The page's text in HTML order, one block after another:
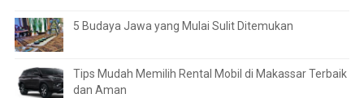
5 Budaya Jawa yang Mulai Sulit Ditemukan
Tips Mudah Memilih Rental Mobil di Makassar Terbaik
dan Aman